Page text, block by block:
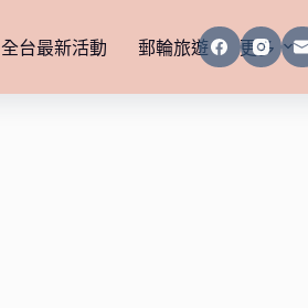
全台最新活動 郵輪旅遊 更多